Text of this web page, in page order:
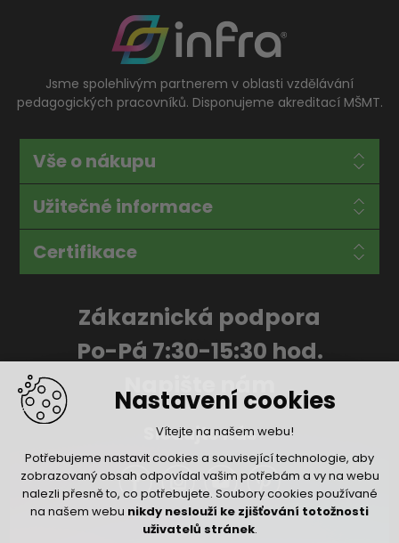
Nastavení cookies
Vítejte na našem webu!
Potřebujeme nastavit cookies a související technologie, aby
zobrazovaný obsah odpovídal vašim potřebám a vy na webu
nalezli přesně to, co potřebujete. Soubory cookies používané
na našem webu nikdy neslouží ke zjišťování totožnosti
uživatelů stránek.
Jsme spolehlivým partnerem v oblasti vzdělávání
pedagogických pracovníků. Disponujeme akreditací MŠMT.
Vše o nákupu
Užitečné informace
Certifikace
Zákaznická podpora
Po-Pá 7:30-15:30 hod.
Napište nám
Sledujte nás